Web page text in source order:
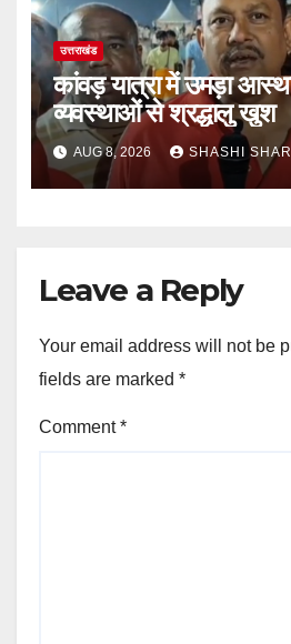
उत्तराखंड
कांवड़ यात्रा में उमड़ा
व्यवस्थाओं से श्रद्धालु खुश
AUG 8, 2026 SHASHI
Leave a Reply
Your email address will not be
fields are marked *
Comment*